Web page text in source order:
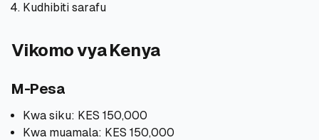
📰Blogu
Kudhibiti sarafu
Vikomo vya Kenya
M-Pesa
Kwa siku: KES 150,000
Kwa muamala: KES 150,000